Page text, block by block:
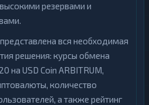
резервами и
вся необходимая
решения: курсы обмена
на USD Coin ARBITRUM,
количество
а также рейтинг